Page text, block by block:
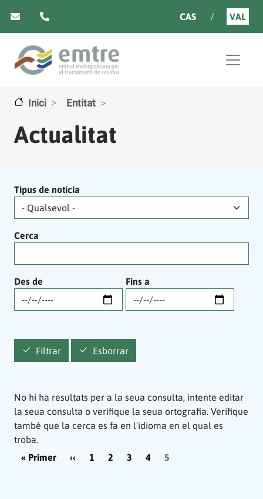
CAS VAL
Inici Entitat
Actualitat
Tipus de notícia
Cerca
Des de Fins a
Filtrar Esborrar
No hi ha resultats per a la seua consulta, intente editar
la seua consulta o verifique la seua ortografia. Verifique
també que la cerca es fa en l'idioma en el qual es
troba.
Paginació
« PrimerPrimera pàgina
‹‹ Pàgina anterior
1 2 3 4 5